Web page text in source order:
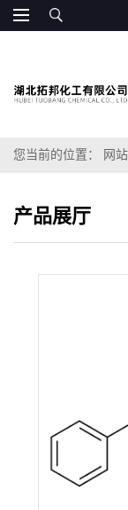
您当前的位置： 网
产品展厅